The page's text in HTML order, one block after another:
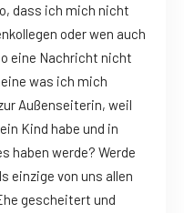
dass ich mich nicht
oder wen auch
eine Nachricht nicht
was ich mich
Außenseiterin, weil
Kind habe und in
haben werde? Werde
einzige von uns allen
gescheitert und